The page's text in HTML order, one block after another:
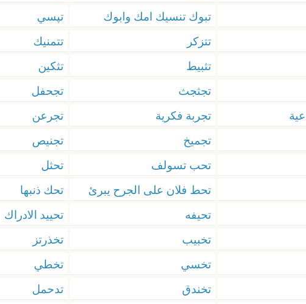
تبوك تنسيك امك وابوك تپسي
تتزكر تتمنيك
تثبيط تثكين
تجثجث تجحفل
تجربة فكرية تجرعن
تجميخ تجنيص
تحب تسولف تحثل
تحط فلان على الجرح يبرئ تحك ذنبها
تحيفه تحييد الادراك
تخبيب تخذرتز
تخسي تخطي
تخندق تدحمل